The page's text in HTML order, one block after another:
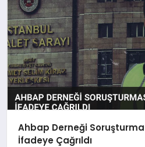
Ahbap Derneği
İfadeye Çağrıldı